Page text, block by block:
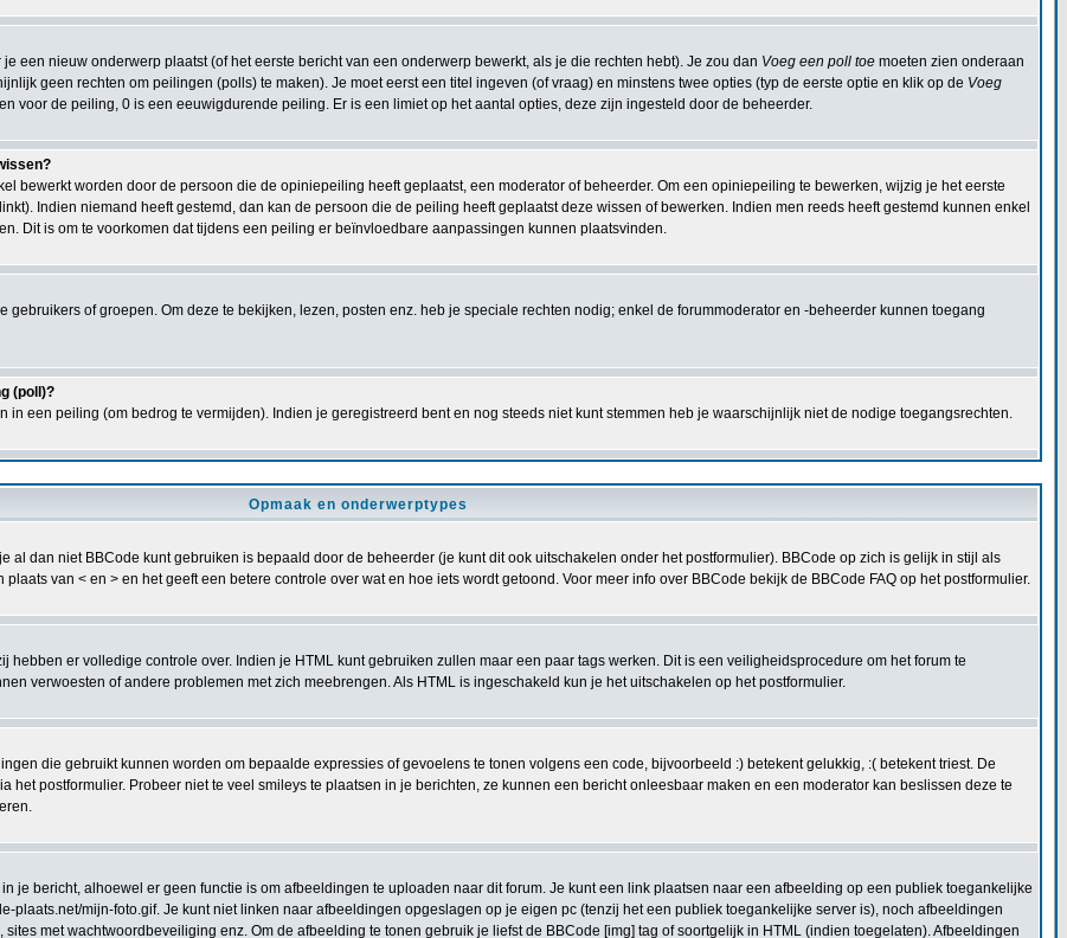
een nieuw onderwerp plaatst (of het eerste bericht van een onderwerp bewerkt, als je die rechten hebt). Je zou dan Voeg een poll toe moeten zien onderaan
geen rechten om peilingen (polls) te maken). Je moet eerst een titel ingeven (of vraag) en minstens twee opties (typ de eerste optie en klik op de Voeg
voor de peiling, 0 is een eeuwigdurende peiling. Er is een limiet op het aantal opties, deze zijn ingesteld door de beheerder.
bewerkt worden door de persoon die de opiniepeiling heeft geplaatst, een moderator of beheerder. Om een opiniepeiling te bewerken, wijzig je het eerste
Indien niemand heeft gestemd, dan kan de persoon die de peiling heeft geplaatst deze wissen of bewerken. Indien men reeds heeft gestemd kunnen enkel
Dit is om te voorkomen dat tijdens een peiling er beïnvloedbare aanpassingen kunnen plaatsvinden.
of groepen. Om deze te bekijken, lezen, posten enz. heb je speciale rechten nodig; enkel de forummoderator en -beheerder kunnen toegang
(poll)?
in een peiling (om bedrog te vermijden). Indien je geregistreerd bent en nog steeds niet kunt stemmen heb je waarschijnlijk niet de nodige toegangsrechten.
Opmaak en onderwerptypes
al dan niet BBCode kunt gebruiken is bepaald door de beheerder (je kunt dit ook uitschakelen onder het postformulier). BBCode op zich is gelijk in stijl als
van < en > en het geeft een betere controle over wat en hoe iets wordt getoond. Voor meer info over BBCode bekijk de BBCode FAQ op het postformulier.
hebben er volledige controle over. Indien je HTML kunt gebruiken zullen maar een paar tags werken. Dit is een veiligheidsprocedure om het forum te
verwoesten of andere problemen met zich meebrengen. Als HTML is ingeschakeld kun je het uitschakelen op het postformulier.
die gebruikt kunnen worden om bepaalde expressies of gevoelens te tonen volgens een code, bijvoorbeeld :) betekent gelukkig, :( betekent triest. De
het postformulier. Probeer niet te veel smileys te plaatsen in je berichten, ze kunnen een bericht onleesbaar maken en een moderator kan beslissen deze te
je bericht, alhoewel er geen functie is om afbeeldingen te uploaden naar dit forum. Je kunt een link plaatsen naar een afbeelding op een publiek toegankelijke
plaats.net/mijn-foto.gif. Je kunt niet linken naar afbeeldingen opgeslagen op je eigen pc (tenzij het een publiek toegankelijke server is), noch afbeeldingen
met wachtwoordbeveiliging enz. Om de afbeelding te tonen gebruik je liefst de BBCode [img] tag of soortgelijk in HTML (indien toegelaten). Afbeeldingen